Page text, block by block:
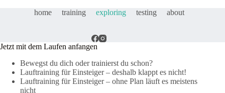
home training exploring testing about
Jetzt mit dem Laufen anfangen
Bewegst du dich oder trainierst du schon?
Lauftraining für Einsteiger – deshalb klappt es nicht!
Lauftraining für Einsteiger – ohne Plan läuft es meistens
nicht